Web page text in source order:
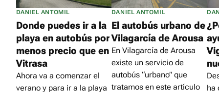
DANIEL ANTOMIL
Donde puedes ir a la
playa en autobús por
menos precio que en
Vitrasa
Ahora va a comenzar el
verano y para ir a la playa
DANIEL ANTOMIL
El autobús urbano de
Vilagarcía de Arousa
En Vilagarcía de Arousa
existe un servicio de
autobús “urbano” que
tratamos en este artículo
ha